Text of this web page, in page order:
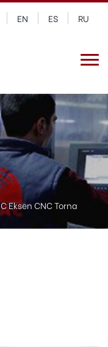
EN ES RU
C Eksen CNC Torna